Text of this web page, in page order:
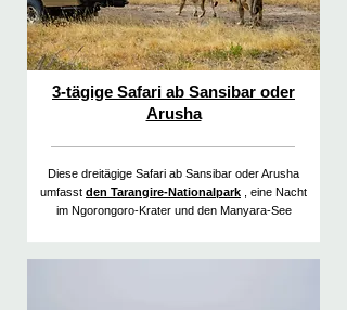
3-tägige Safari ab Sansibar oder
Arusha
Diese dreitägige Safari ab Sansibar oder Arusha
umfasst den Tarangire-Nationalpark , eine Nacht
im Ngorongoro-Krater und den Manyara-See